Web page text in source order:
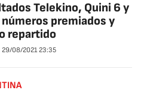
Telekino, Quini 6 y
premiados y
repartido
29/08/2021 23:35